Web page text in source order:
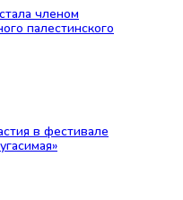
членом
палестинского
в фестивале